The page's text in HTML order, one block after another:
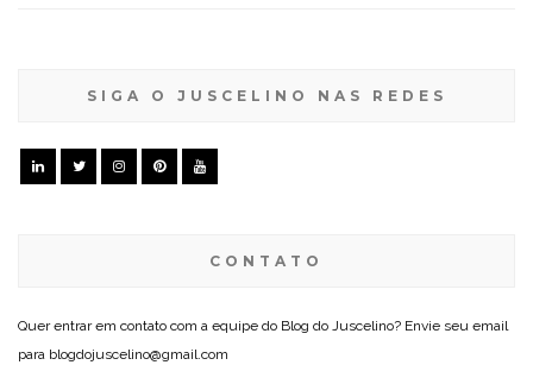
SIGA O JUSCELINO NAS REDES
CONTATO
Quer entrar em contato com a equipe do Blog do Juscelino? Envie seu email
para blogdojuscelino@gmail.com